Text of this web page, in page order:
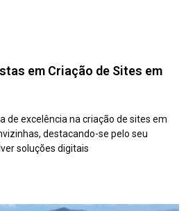
em Criação de Sites em
de excelência na criação de sites em
destacando-se pelo seu
soluções digitais